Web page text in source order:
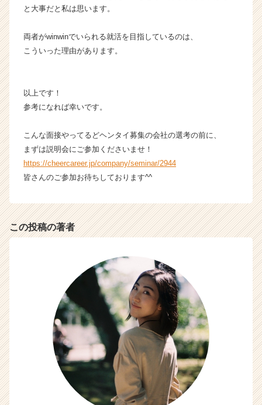
と大事だと私は思います。
両者がwinwinでいられる就活を目指しているのは、
こういった理由があります。
以上です！
参考になれば幸いです。
こんな面接やってるどヘンタイ募集の会社の選考の前に、
まずは説明会にご参加くださいませ！
https://cheercareer.jp/company/seminar/2944
皆さんのご参加お待ちしております^^
この投稿の著者